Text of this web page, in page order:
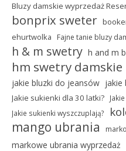
Bluzy damskie wyprzedaż
bonprix sweter
ehurtwolka Fajne tanie bluzy
h & m swetry h and m
hm swetry damskie
jakie bluzki do jeansów jakie
Jakie sukienki dla 30 latki?
Jakie sukienki wyszczuplają?
mango ubrania
markowe ubrania wyprzedaż